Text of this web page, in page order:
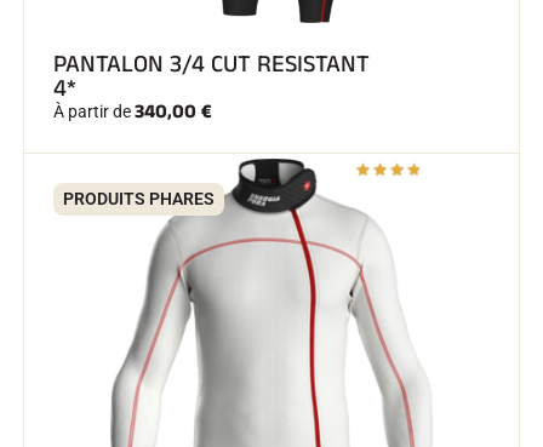
PANTALON 3/4 CUT RESISTANT
4*
À partir de340,00 €
PRODUITS PHARES